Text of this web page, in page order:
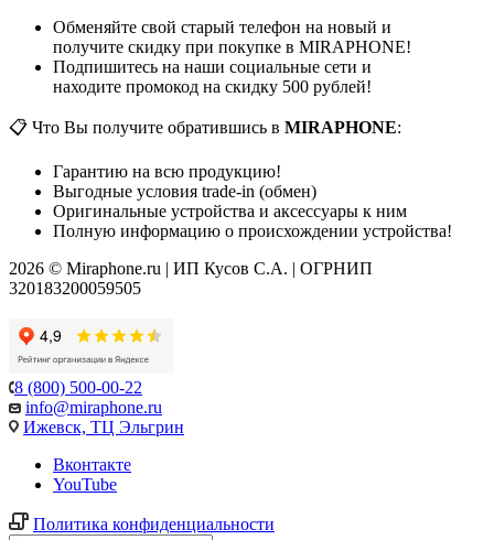
Обменяйте свой старый телефон на новый и
получите скидку при покупке в MIRAPHONE!
Подпишитесь на наши социальные сети и
находите промокод на скидку 500 рублей!
📋 Что Вы получите обратившись в MIRAPHONE:
Гарантию на всю продукцию!
Выгодные условия trade-in (обмен)
Оригинальные устройства и аксессуары к ним
Полную информацию о происхождении устройства!
2026 © Miraphone.ru | ИП Кусов С.А. | ОГРНИП
320183200059505
8 (800) 500-00-22
info@miraphone.ru
Ижевск, ТЦ Эльгрин
Вконтакте
YouTube
Политика конфиденциальности